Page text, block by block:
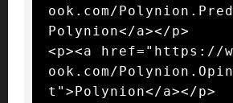
ook.com/
Polynion</a></p>
<p><a href="https://
ook.com/
t">Polynion</a></p>